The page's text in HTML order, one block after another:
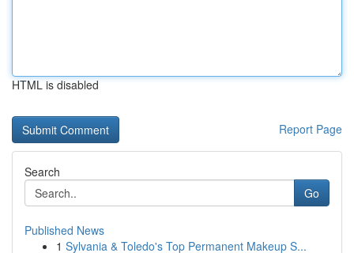
HTML is disabled
Report Page
Search
Go
Published News
1 Sylvania & Toledo's Top Permanent Makeup S...